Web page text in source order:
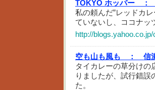
TOKYO ホッパー ：
私の頼んだ”レッドカ
ていないし、ココナッ
http://
空も山も風も ：
信
タイカレーの草分けの
りましたが、試行錯
た。